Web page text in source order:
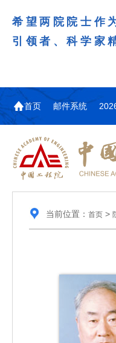
希望两院院士作
引领者、科学家
首页 邮件系统
当前位置： 首页>